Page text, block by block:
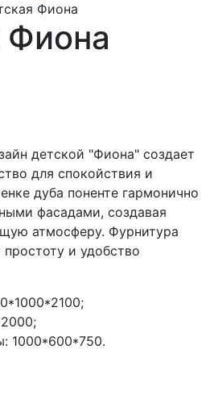
Фиона
Фиона
детской "Фиона" создает
для спокойствия и
дуба поненте гармонично
фасадами, создавая
атмосферу. Фурнитура
простоту и удобство
1000*600*750.